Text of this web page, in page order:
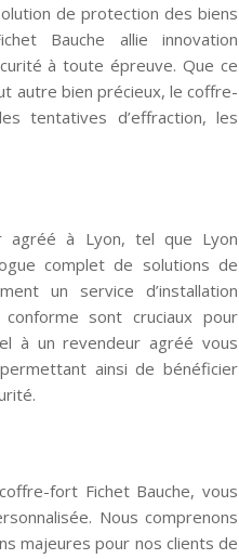
de protection des biens
Bauche allie innovation
à toute épreuve. Que ce
autre bien précieux, le coffre-
tentatives d’effraction, les
agréé à Lyon, tel que Lyon
complet de solutions de
un service d’installation
sont cruciaux pour
à un revendeur agréé vous
ainsi de bénéficier
fort Fichet Bauche, vous
Nous comprenons
majeures pour nos clients de